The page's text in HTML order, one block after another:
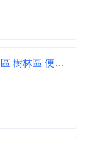
(全家)大夜班 正職 薪資52000元 新莊區 樹林區 便利商店 超商 非7-11 非統一 福特汽車 丹鳳郵局 明志路